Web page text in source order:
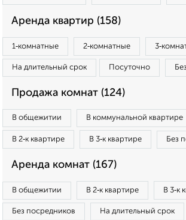
Аренда квартир (158)
1‑комнатные 2‑комнатные
На длительный срок Посуточно
Продажа комнат (124)
В общежитии В коммунальной квартире
В 2‑к квартире В 3‑к квартире Без
Аренда комнат (167)
В общежитии В 2‑к квартире В 3‑к
Без посредников На длительный срок